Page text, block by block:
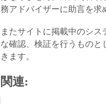
務アドバイザーに助言を求
またサイトに掲載中のシ
な確認、検証を行うもの
きます。
関連: